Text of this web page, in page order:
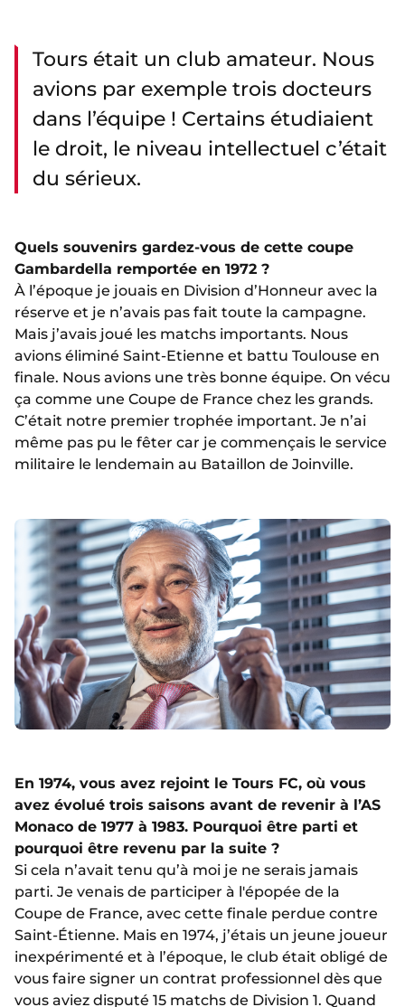
Tours était un club amateur. Nous
avions par exemple trois docteurs
dans l’équipe ! Certains étudiaient
le droit, le niveau intellectuel c’était
du sérieux.
Quels souvenirs gardez-vous de cette coupe
Gambardella remportée en 1972 ?
À l’époque je jouais en Division d’Honneur avec la
réserve et je n’avais pas fait toute la campagne.
Mais j’avais joué les matchs importants. Nous
avions éliminé Saint-Etienne et battu Toulouse en
finale. Nous avions une très bonne équipe. On vécu
ça comme une Coupe de France chez les grands.
C’était notre premier trophée important. Je n’ai
même pas pu le fêter car je commençais le service
militaire le lendemain au Bataillon de Joinville.
En 1974, vous avez rejoint le Tours FC, où vous
avez évolué trois saisons avant de revenir à l’AS
Monaco de 1977 à 1983. Pourquoi être parti et
pourquoi être revenu par la suite ?
Si cela n’avait tenu qu’à moi je ne serais jamais
parti. Je venais de participer à l'épopée de la
Coupe de France, avec cette finale perdue contre
Saint-Étienne. Mais en 1974, j’étais un jeune joueur
inexpérimenté et à l’époque, le club était obligé de
vous faire signer un contrat professionnel dès que
vous aviez disputé 15 matchs de Division 1. Quand